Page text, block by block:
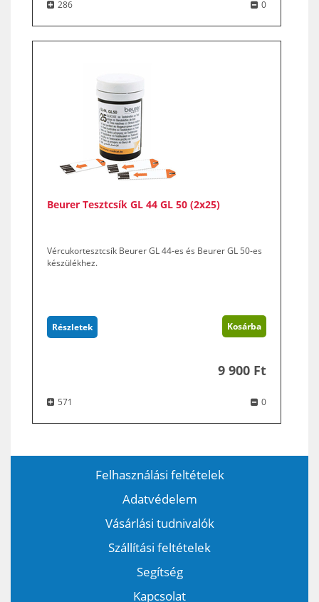
286 0
Beurer Tesztcsík GL 44 GL 50 (2x25)
Vércukortesztcsík Beurer GL 44-es és Beurer GL 50-es
készülékhez.
Részletek Kosárba
9 900 Ft
571 0
Felhasználási feltételek
Adatvédelem
Vásárlási tudnivalók
Szállítási feltételek
Segítség
Kapcsolat